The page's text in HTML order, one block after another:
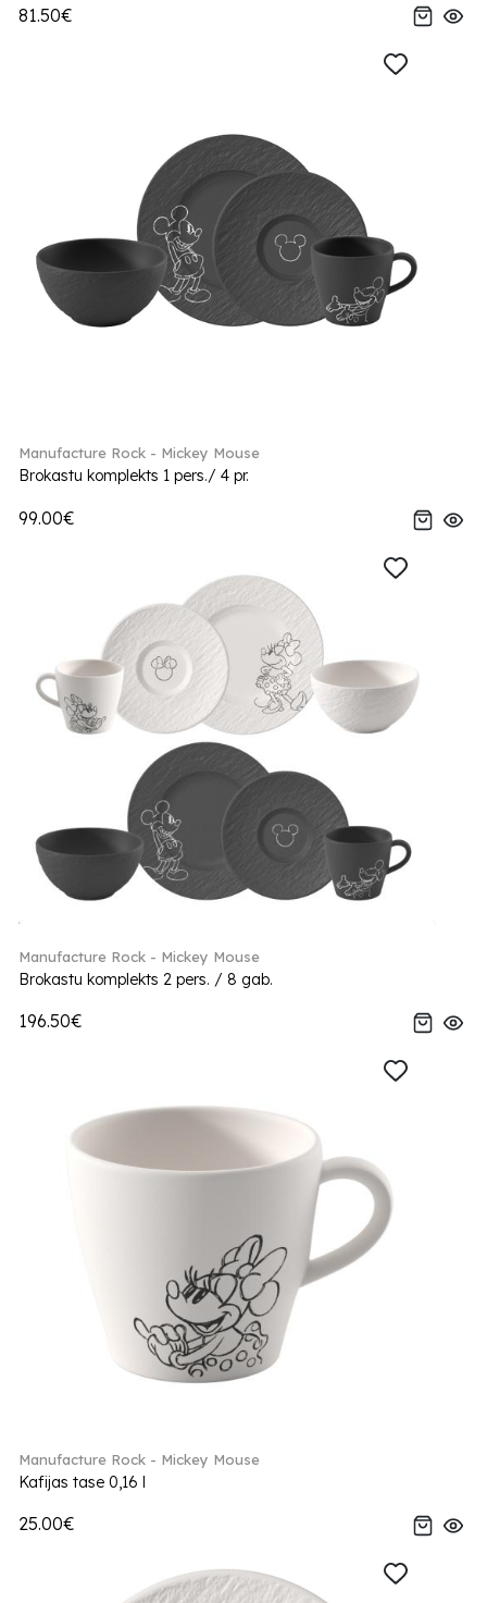
81.50€
Manufacture Rock - Mickey Mouse
Brokastu komplekts 1 pers./ 4 pr.
99.00€
Manufacture Rock - Mickey Mouse
Brokastu komplekts 2 pers. / 8 gab.
196.50€
Manufacture Rock - Mickey Mouse
Kafijas tase 0,16 l
25.00€